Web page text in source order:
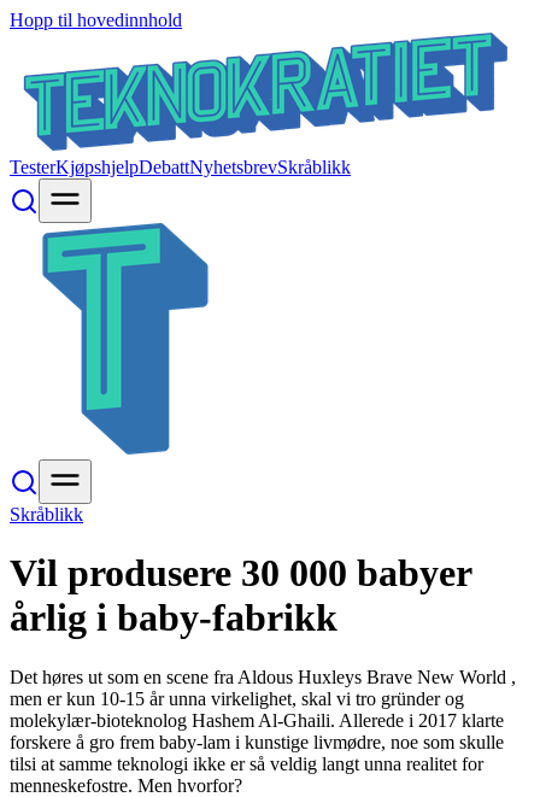
Hopp til hovedinnhold
TesterKjøpshjelpDebattNyhetsbrevSkråblikk
Skråblikk
Vil produsere 30 000 babyer
årlig i baby-fabrikk
Det høres ut som en scene fra Aldous Huxleys Brave New World ,
men er kun 10-15 år unna virkelighet, skal vi tro gründer og
molekylær-bioteknolog Hashem Al-Ghaili. Allerede i 2017 klarte
forskere å gro frem baby-lam i kunstige livmødre, noe som skulle
tilsi at samme teknologi ikke er så veldig langt unna realitet for
menneskefostre. Men hvorfor?